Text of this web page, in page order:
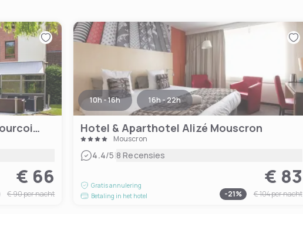
Sure Hotel by Best Western Lille-Tourcoing
€ 66
€ 90per nacht
10h - 16h 16h - 22h
Hotel & Aparthotel Alizé Mouscron
Mouscron
4.4/5|8 Recensies
Gratis annulering
Betaling in het hotel
€ 83
-21% € 104per nacht